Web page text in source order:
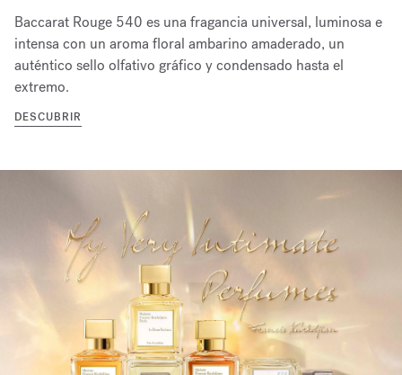
Baccarat Rouge 540 es una fragancia universal, luminosa e
intensa con un aroma floral ambarino amaderado, un
auténtico sello olfativo gráfico y condensado hasta el
extremo.
DESCUBRIR